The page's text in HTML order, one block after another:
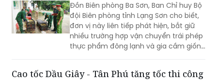
Đồn Biên phòng Ba Sơn, Ban Chỉ huy Bộ
đội Biên phòng tỉnh Lạng Sơn cho biết,
đơn vị này liên tiếp phát hiện, bắt giữ
nhiều trường hợp vận chuyển trái phép
thực phẩm đông lạnh và gia cầm giống
Cao tốc Dầu Giây - Tân Phú tăng tốc thi công